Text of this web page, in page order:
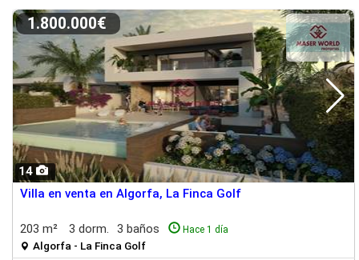
14
1.800.000€
Villa en venta en Algorfa, La Finca Golf
203 m² 3 dorm. 3 baños Hace 1 día
Algorfa - La Finca Golf